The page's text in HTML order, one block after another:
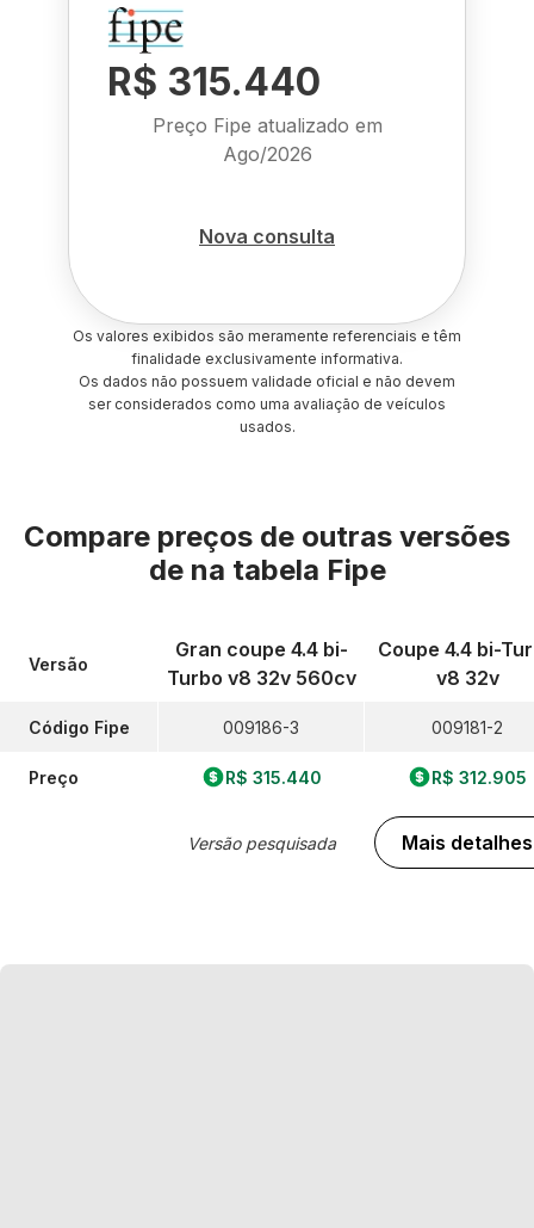
R$ 315.440
Preço Fipe atualizado em
Ago/2026
Nova consulta
Os valores exibidos são meramente referenciais e têm
finalidade exclusivamente informativa.
Os dados não possuem validade oficial e não devem
ser considerados como uma avaliação de veículos
usados.
Compare preços de outras versões
de na tabela Fipe
Versão
Código Fipe
Preço
Gran coupe 4.4 bi-
Turbo v8 32v 560cv
009186-3
R$ 315.440
Versão pesquisada
Coupe 4.4 bi-
v8 32v
009181-2
R$ 312.905
Mais detalhes